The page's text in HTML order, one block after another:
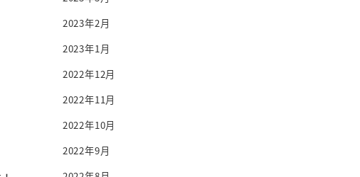
2023年2月
2023年1月
2022年12月
2022年11月
2022年10月
2022年9月